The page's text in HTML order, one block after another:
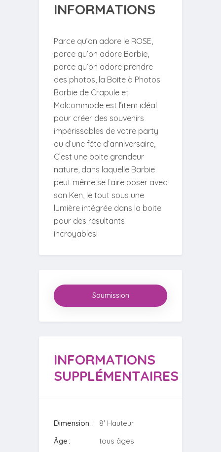
INFORMATIONS
Parce qu’on adore le ROSE,
parce qu’on adore Barbie,
parce qu’on adore prendre
des photos, la Boite à Photos
Barbie de Crapule et
Malcommode est l’item idéal
pour créer des souvenirs
impérissables de votre party
ou d’une fête d’anniversaire,
C’est une boite grandeur
nature, dans laquelle Barbie
peut même se faire poser avec
son Ken, le tout sous une
lumière intégrée dans la boite
pour des résultants
incroyables!
Soumission
INFORMATIONS
SUPPLÉMENTAIRES
Dimension
8' Hauteur
Âge
tous âges